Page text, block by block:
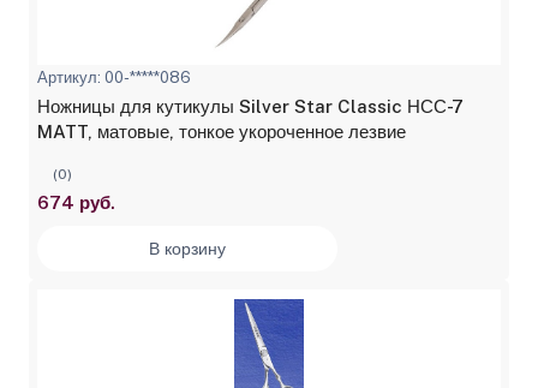
Артикул: 00-*****086
Ножницы для кутикулы Silver Star Classic НСС-7
MATT, матовые, тонкое укороченное лезвие
(0)
674 руб.
В корзину